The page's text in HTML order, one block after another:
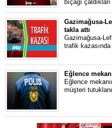
bıçağı
Gazimağusa-
takla attı
Gazimağusa-
trafik kazasında
Eğlence
Eğlence
müşteri